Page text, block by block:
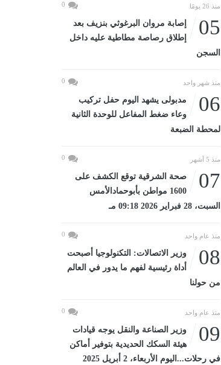
منذ 26 يومًا 0
05
إصابة مروان البرغوثي بنزيف بعد
إطلاق رصاصة مطاطية عليه داخل
السجن
منذ شهر واحد 0
06
مدبولى يشهد اليوم حفل تركيب
وعاء ضغط المفاعل للوحدة الثانية
لمحطة الضبعة
منذ 5 أشهر 0
07
صحة الشرقية توقع الكشف على
1600 مواطن بأبوحمادالأمس
السبت، 28 فبراير 2026 09:18 مـ
منذ عام واحد 0
08
وزير الاتصالات: التكنولوجيا أصبحت
أداة رئيسية لفهم ما يدور في العالم
من حولنا
منذ عام واحد 0
09
وزير الصناعة والنقل يوجه قيادات
هيئة السكك الحديدية بتوفير أماكن
في رحلات...اليوم الأربعاء، 2 أبريل 2025